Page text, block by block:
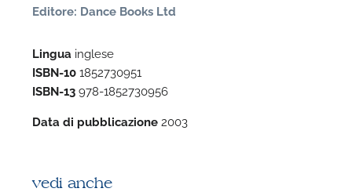
Editore: Dance Books Ltd
Lingua inglese
ISBN-10 1852730951
ISBN-13 978-1852730956
Data di pubblicazione 2003
vedi anche